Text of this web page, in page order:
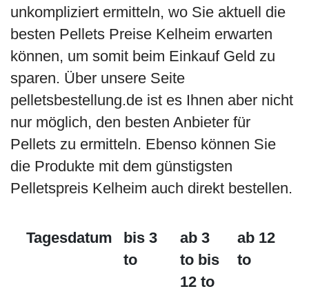
unkompliziert ermitteln, wo Sie aktuell die
besten Pellets Preise Kelheim erwarten
können, um somit beim Einkauf Geld zu
sparen. Über unsere Seite
pelletsbestellung.de ist es Ihnen aber nicht
nur möglich, den besten Anbieter für
Pellets zu ermitteln. Ebenso können Sie
die Produkte mit dem günstigsten
Pelletspreis Kelheim auch direkt bestellen.
Tagesdatum
bis 3
to
ab 3
to bis
12 to
ab 12
to